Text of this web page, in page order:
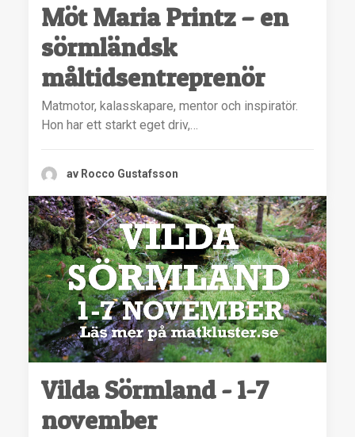
Möt Maria Printz – en
sörmländsk
måltidsentreprenör
Matmotor, kalasskapare, mentor och inspiratör.
Hon har ett starkt eget driv,…
av Rocco Gustafsson
Vilda Sörmland - 1-7
november